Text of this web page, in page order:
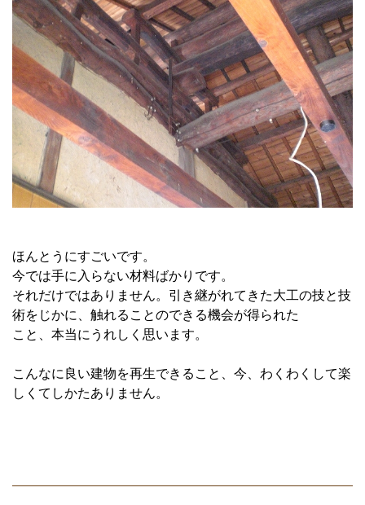
ほんとうにすごいです。
今では手に入らない材料ばかりです。
それだけではありません。引き継がれてきた大工の技と技
術をじかに、触れることのできる機会が得られた
こと、本当にうれしく思います。
こんなに良い建物を再生できること、今、わくわくして楽
しくてしかたありません。